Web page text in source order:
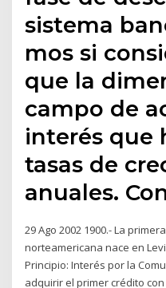
sistema
mos si
que la
campo de
interés que
tasas de
anuales.
29 Ago 2002 1900.- La
norteamericana nace en
Principio: Interés por la
adquirir el primer crédito